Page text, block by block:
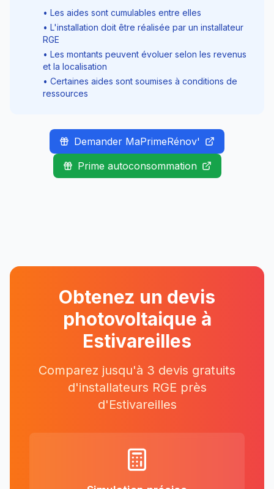
• Les aides sont cumulables entre elles
• L'installation doit être réalisée par un installateur
RGE
• Les montants peuvent évoluer selon les revenus
et la localisation
• Certaines aides sont soumises à conditions de
ressources
Demander MaPrimeRénov'
Prime autoconsommation
Obtenez un devis
photovoltaique à
Estivareilles
Comparez jusqu'à 3 devis gratuits
d'installateurs RGE près
d'Estivareilles